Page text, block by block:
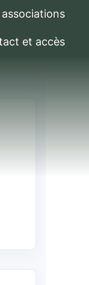
associations
et accès